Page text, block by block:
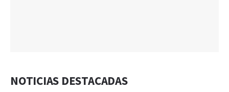
NOTICIAS DESTACADAS